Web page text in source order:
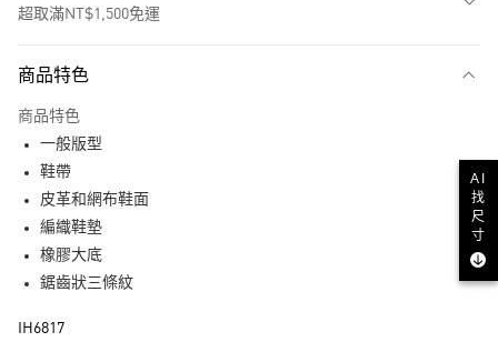
超取滿NT$1,500免運
LINE Pay
每筆NT$80，滿NT$1,500(含以上)免運費
商品特色
商品特色
一般版型
鞋帶
皮革和網布鞋面
編織鞋墊
橡膠大底
鋸齒狀三條紋
IH6817
AI
找
尺
寸